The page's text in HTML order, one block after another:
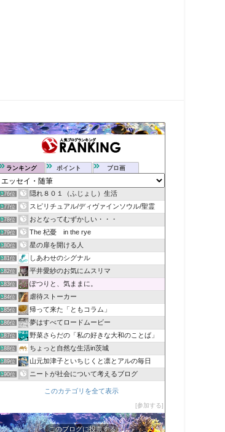
ランキング ポイント ブロ画
176位 隠れ８０１（ふじょし）生活
177位 スピリチュアル/ディヴァインソウル/聖霊
178位 おとなってむずかしい・・・
179位 The 杞憂 in the rye
180位 星の扉を開ける人
181位 しあわせのシグナル
182位 平井愛紗のお気にムスリマ
183位 ぽつりと、気ままに。
184位 虐待ストーカー
185位 帰って来た「ともコラム」
186位 夢はすべてロードムービー
187位 野菜さらだの「私の好きな大和のことば」
188位 ちょっと自然な生活in茨城
189位 山元加津子といちじくと凛とアルの毎日
190位 ニートが社会について考えるブログ
このカテゴリを全て表示
参加する
このブログに投票する